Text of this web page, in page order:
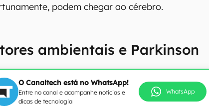
podem chegar ao cérebro.
ambientais e Parkinson
O Canaltech está no WhatsApp!
Entre no canal e acompanhe notícias e
dicas de tecnologia
WhatsApp